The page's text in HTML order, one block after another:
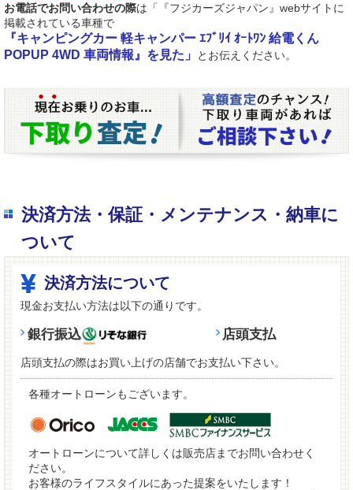
お電話でお問い合わせの際は「『フジカーズジャパン』webサイトに
掲載されている車種で
『キャンピングカー 軽キャンパー ｴﾌﾞﾘｲ ｵｰﾄﾜﾝ 給電くん
POPUP 4WD 車両情報』を見た」
とお伝えください。
決済方法・保証・メンテナンス・納車に
ついて
決済方法について
現金お支払い方法は以下の通りです。
銀行振込 店頭支払
店頭支払の際はお買い上げの店舗でお支払い下さい。
各種オートローンもございます。
オートローンについて詳しくは販売店までお問い合わせく
ださい。
お客様のライフスタイルにあった提案をいたします！